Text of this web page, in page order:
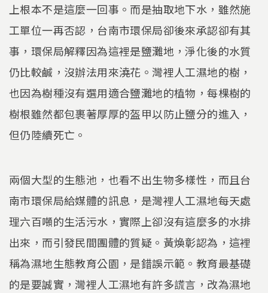
上根本不是這麼一回事。而是抽取地下水，雖然施
工單位一再否認，台南市環保局卻後來承認卻有其
事，環保局解釋因為這裡是鹽灘地，淨化後的水質
仍比較鹹，沒辦法用來澆花。灣裡人工濕地的樹，
也因為樹種沒有選用適合鹽灘地的植物，每棵樹的
樹根雖然都包裹著厚厚的盔甲以防止鹽分的進入，
但仍陸續死亡。
兩個大型的生態池，也看不出生物多樣性，而且台
南市環保局給媒體的訊息，是灣裡人工濕地每天處
理六百噸的生活污水，實際上卻沒有這麼多的水排
出來，而引發民間團體的質疑。黃煥彰認為，這裡
稱為濕地生態教育公園，是錯誤示範。教育最基礎
的是要誠實，灣裡人工濕地有許多謊言，改為濕地